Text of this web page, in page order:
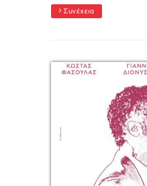
Συνέχεια